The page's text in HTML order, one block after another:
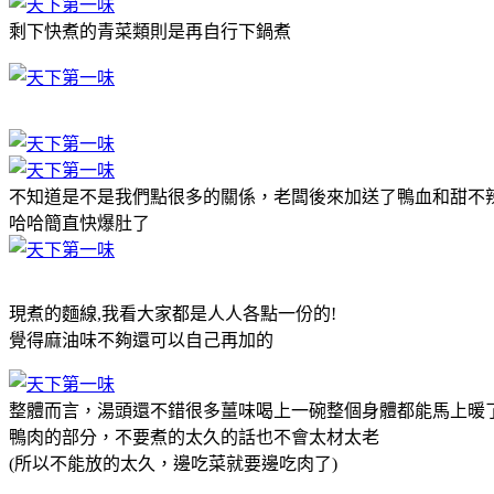
剩下快煮的青菜類則是再自行下鍋煮
不知道是不是我們點很多的關係，老闆後來加送了鴨血和甜不
哈哈簡直快爆肚了
現煮的麵線,我看大家都是人人各點一份的!
覺得麻油味不夠還可以自己再加的
整體而言，湯頭還不錯很多薑味喝上一碗整個身體都能馬上暖
鴨肉的部分，不要煮的太久的話也不會太材太老
(所以不能放的太久，邊吃菜就要邊吃肉了)